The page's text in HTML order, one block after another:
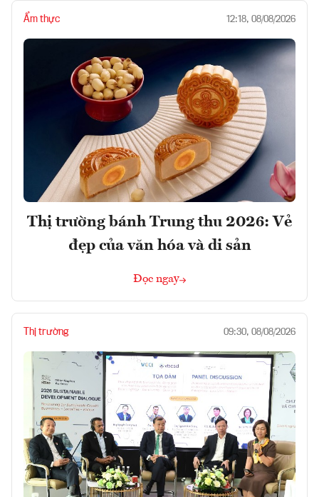
Ẩm thực 12:18, 08/08/2026
Thị trường bánh Trung thu 2026: Vẻ
đẹp của văn hóa và di sản
Đọc ngay
Thị trường 09:30, 08/08/2026